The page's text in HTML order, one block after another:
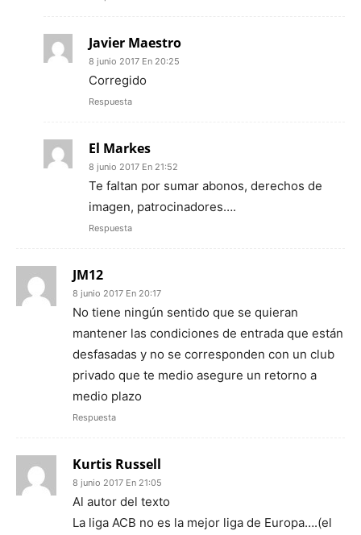
Javier Maestro
8 junio 2017 En 20:25
Corregido
Respuesta
El Markes
8 junio 2017 En 21:52
Te faltan por sumar abonos, derechos de
imagen, patrocinadores….
Respuesta
JM12
8 junio 2017 En 20:17
No tiene ningún sentido que se quieran
mantener las condiciones de entrada que están
desfasadas y no se corresponden con un club
privado que te medio asegure un retorno a
medio plazo
Respuesta
Kurtis Russell
8 junio 2017 En 21:05
Al autor del texto
La liga ACB no es la mejor liga de Europa….(el